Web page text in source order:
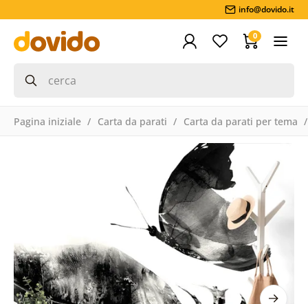
info@dovido.it
0
Pagina iniziale Carta da parati Carta da parati per tema